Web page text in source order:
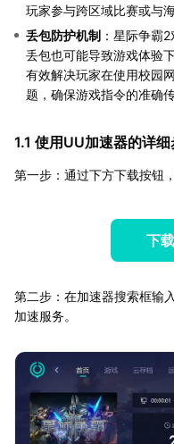
玩家参与跨区域比赛或与
丢包防护机制 ：星际争霸
丢包也可能导致游戏体验
有效解决玩家在使用校园
题，确保游戏指令的准确传
1.1 使用UU加速器的详
第一步：通过下方下载按钮
下
第二步：在加速器搜索框输
加速服务。